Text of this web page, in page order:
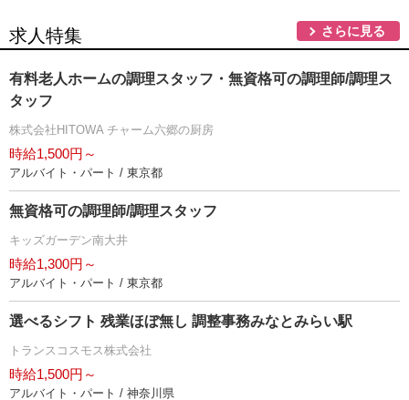
求人特集 さらに見る
有料老人ホームの調理スタッフ・無資格可の調理師/調理ス
タッフ
株式会社HITOWA チャーム六郷の厨房
時給1,500円～
アルバイト・パート / 東京都
無資格可の調理師/調理スタッフ
キッズガーデン南大井
時給1,300円～
アルバイト・パート / 東京都
選べるシフト 残業ほぼ無し 調整事務みなとみらい駅
トランスコスモス株式会社
時給1,500円～
アルバイト・パート / 神奈川県